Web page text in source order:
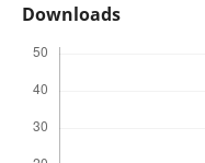
Downloads